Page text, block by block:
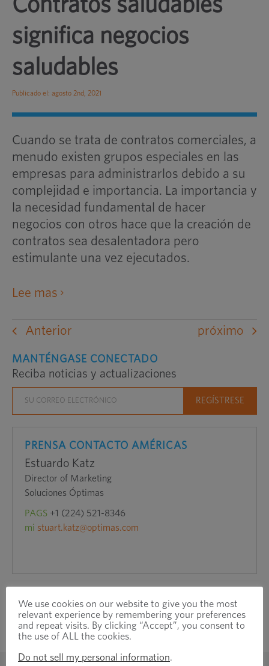
Contratos saludables
significa negocios
saludables
Publicado el: agosto 2nd, 2021
Cuando se trata de contratos comerciales, a
menudo existen grupos especiales en las
empresas para administrarlos debido a su
complejidad e importancia. La importancia y
la necesidad fundamental de hacer
negocios con otros hace que la creación de
contratos sea desalentadora pero
estimulante una vez ejecutados.
Lee masabre
sitio
externo
en
Anterior próximo
MANTÉNGASE CONECTADO
Reciba noticias y actualizaciones
PRENSA CONTACTO AMÉRICAS
Estuardo Katz
Director of Marketing
Soluciones Óptimas
PAGS +1 (224) 521-8346
mi stuart.katz@optimas.com
We use cookies on our website to give you the most
relevant experience by remembering your preferences
and repeat visits. By clicking “Accept”, you consent to
the use of ALL the cookies.
Do not sell my personal information.